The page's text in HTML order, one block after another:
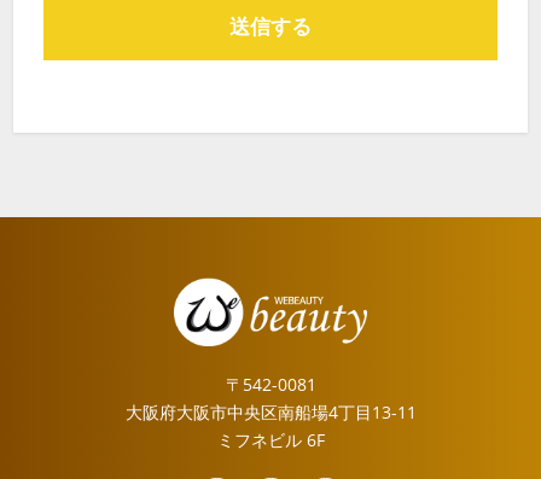
〒542-0081
大阪府大阪市中央区南船場4丁目13-11
ミフネビル 6F